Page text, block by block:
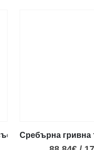
закопчалка Сова
Сребърна гривна